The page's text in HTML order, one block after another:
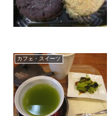
カフェ・スイーツ